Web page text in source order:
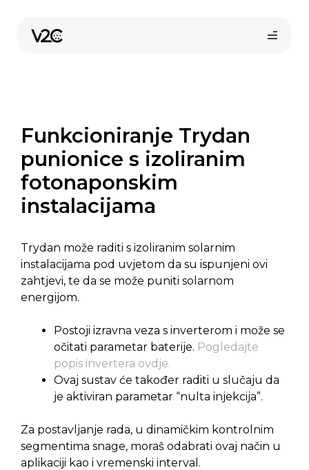
sadržaj
Funkcioniranje Trydan
punionice s izoliranim
fotonaponskim
instalacijama
Trydan može raditi s izoliranim solarnim
instalacijama pod uvjetom da su ispunjeni ovi
zahtjevi, te da se može puniti solarnom
energijom.
Postoji izravna veza s inverterom i može se
očitati parametar baterije. Pogledajte
popis invertera ovdje.
Ovaj sustav će također raditi u slučaju da
je aktiviran parametar “nulta injekcija”.
Za postavljanje rada, u dinamičkim kontrolnim
segmentima snage, moraš odabrati ovaj način u
aplikaciji kao i vremenski interval.